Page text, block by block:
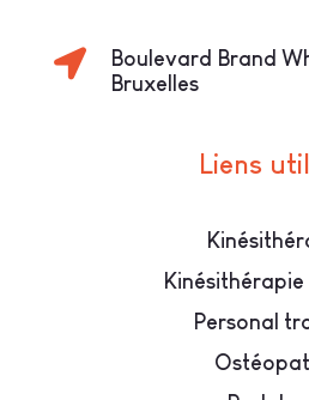

Boulevard Brand
Bruxelles
Liens
Personal